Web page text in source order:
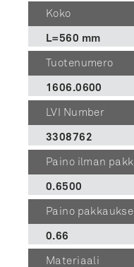
Koko
L=560 mm
Tuotenumero
1606.0600
LVI Number
3308762
Paino ilman
0.6500
Paino
0.66
Materiaali